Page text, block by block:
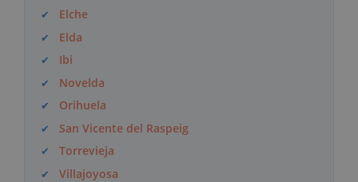
Elche
Elda
Ibi
Novelda
Orihuela
San Vicente del Raspeig
Torrevieja
Villajoyosa